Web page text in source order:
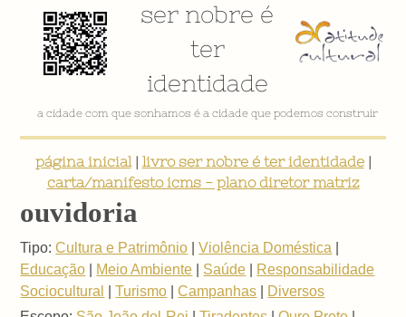
ser nobre é
ter
identidade
a cidade com que sonhamos é a cidade que podemos construir
página inicial| livro ser nobre é ter identidade|
carta/manifesto icms - plano diretor matriz
ouvidoria
Tipo: Cultura e Patrimônio |Violência Doméstica
Educação
Meio Ambiente Saúde
Responsabilidade
Sociocultural
|Turismo |Campanhas
Diversos